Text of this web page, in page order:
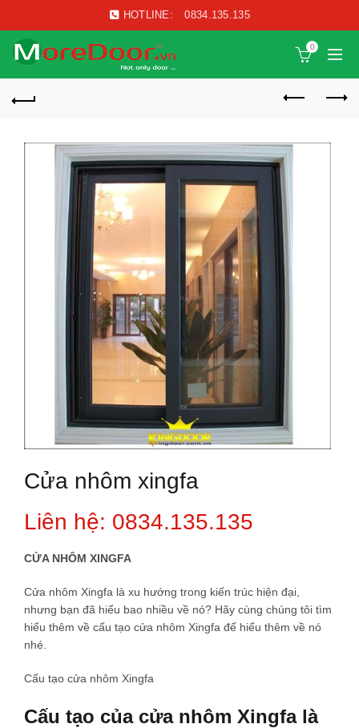
HOTLINE: 0834.135.135
0
Cửa nhôm xingfa
Liên hệ: 0834.135.135
CỬA NHÔM XINGFA
Cửa nhôm Xingfa là xu hướng trong kiến trúc hiện đại,
nhưng bạn đã hiểu bao nhiều về nó? Hãy cùng chúng tôi tìm
hiểu thêm về cấu tạo cửa nhôm Xingfa để hiểu thêm về nó
nhé.
Cấu tạo cửa nhôm Xingfa
Cấu tạo của cửa nhôm Xingfa là